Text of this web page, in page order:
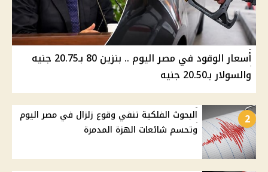
أسعار الوقود في مصر اليوم .. بنزين 80 بـ20.75 جنيه
والسولار بـ20.50 جنيه
2
البحوث الفلكية تنفي وقوع زلزال في مصر اليوم
وتحسم شائعات الهزة المدمرة